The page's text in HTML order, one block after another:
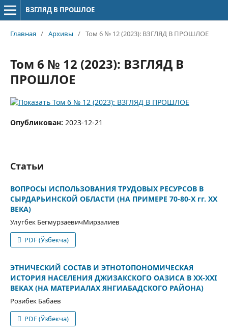
ВЗГЛЯД В ПРОШЛОЕ
Главная / Архивы / Том 6 № 12 (2023): ВЗГЛЯД В ПРОШЛОЕ
Том 6 № 12 (2023): ВЗГЛЯД В
ПРОШЛОЕ
Опубликован: 2023-12-21
Статьи
ВОПРОСЫ ИСПОЛЬЗОВАНИЯ ТРУДОВЫХ РЕСУРСОВ В
СЫРДАРЬИНСКОЙ ОБЛАСТИ (НА ПРИМЕРЕ 70-80-Х гг. XX
ВЕКА)
Улугбек БегмурзаевичМирзалиев
PDF (Ўзбекча)
ЭТНИЧЕСКИЙ СОСТАВ И ЭТНОТОПОНОМИЧЕСКАЯ
ИСТОРИЯ НАСЕЛЕНИЯ ДЖИЗАКСКОГО ОАЗИСА В ХХ-ХХI
ВЕКАХ (НА МАТЕРИАЛАХ ЯНГИАБАДСКОГО РАЙОНА)
Розибек Бабаев
PDF (Ўзбекча)